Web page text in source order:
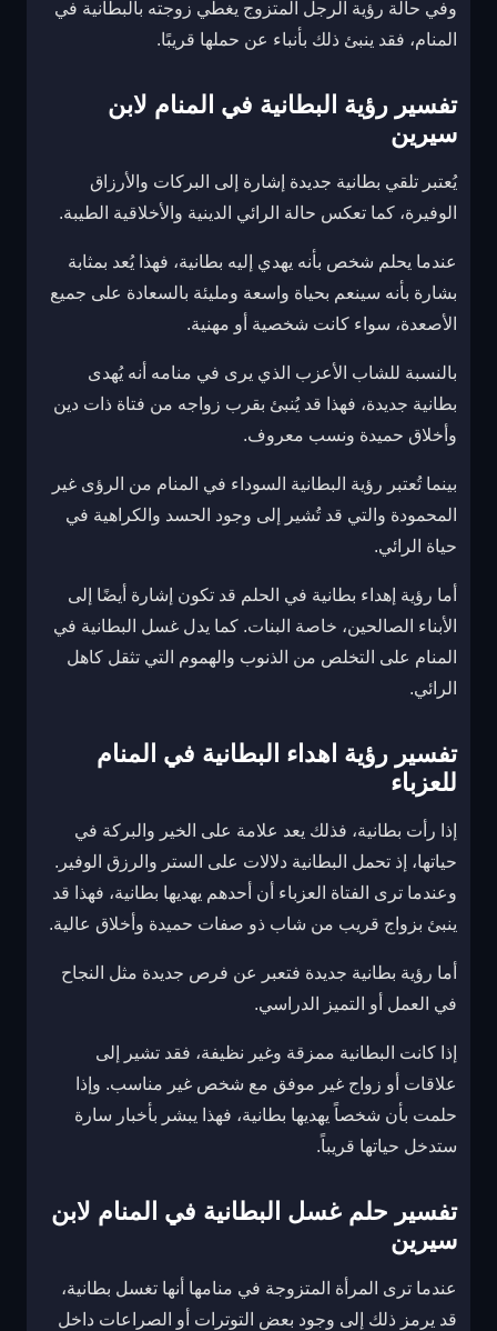
وفي حالة رؤية الرجل المتزوج يغطي زوجته بالبطانية في
المنام، فقد ينبئ ذلك بأنباء عن حملها قريبًا.
تفسير رؤية البطانية في المنام لابن
سيرين
يُعتبر تلقي بطانية جديدة إشارة إلى البركات والأرزاق
الوفيرة، كما تعكس حالة الرائي الدينية والأخلاقية الطيبة.
عندما يحلم شخص بأنه يهدي إليه بطانية، فهذا يُعد بمثابة
بشارة بأنه سينعم بحياة واسعة ومليئة بالسعادة على جميع
الأصعدة، سواء كانت شخصية أو مهنية.
بالنسبة للشاب الأعزب الذي يرى في منامه أنه يُهدى
بطانية جديدة، فهذا قد يُنبئ بقرب زواجه من فتاة ذات دين
وأخلاق حميدة ونسب معروف.
بينما تُعتبر رؤية البطانية السوداء في المنام من الرؤى غير
المحمودة والتي قد تُشير إلى وجود الحسد والكراهية في
حياة الرائي.
أما رؤية إهداء بطانية في الحلم قد تكون إشارة أيضًا إلى
الأبناء الصالحين، خاصة البنات. كما يدل غسل البطانية في
المنام على التخلص من الذنوب والهموم التي تثقل كاهل
الرائي.
تفسير رؤية اهداء البطانية في المنام
للعزباء
إذا رأت بطانية، فذلك يعد علامة على الخير والبركة في
حياتها، إذ تحمل البطانية دلالات على الستر والرزق الوفير.
وعندما ترى الفتاة العزباء أن أحدهم يهديها بطانية، فهذا قد
ينبئ بزواج قريب من شاب ذو صفات حميدة وأخلاق عالية.
أما رؤية بطانية جديدة فتعبر عن فرص جديدة مثل النجاح
في العمل أو التميز الدراسي.
إذا كانت البطانية ممزقة وغير نظيفة، فقد تشير إلى
علاقات أو زواج غير موفق مع شخص غير مناسب. وإذا
حلمت بأن شخصاً يهديها بطانية، فهذا يبشر بأخبار سارة
ستدخل حياتها قريباً.
تفسير حلم غسل البطانية في المنام لابن
سيرين
عندما ترى المرأة المتزوجة في منامها أنها تغسل بطانية،
قد يرمز ذلك إلى وجود بعض التوترات أو الصراعات داخل